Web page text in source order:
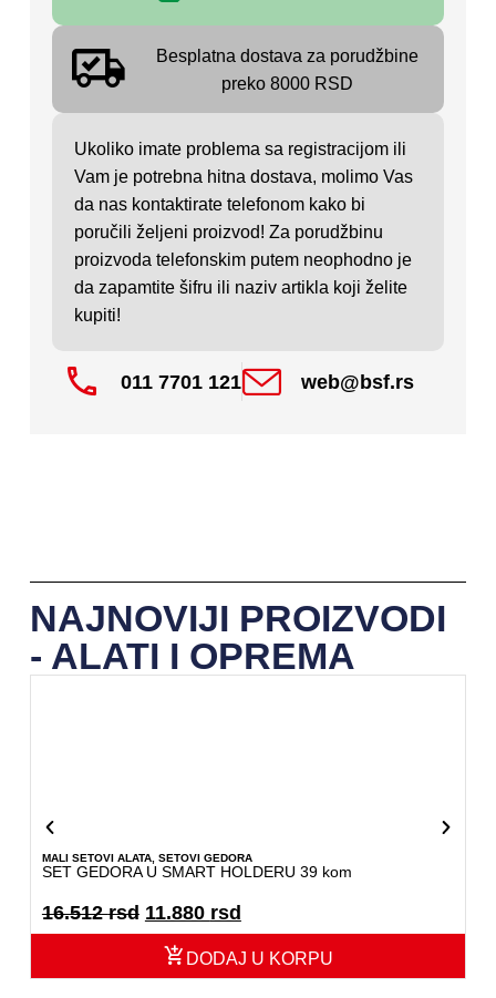
Besplatna dostava za porudžbine
preko 8000 RSD
Ukoliko imate problema sa registracijom ili
Vam je potrebna hitna dostava, molimo Vas
da nas kontaktirate telefonom kako bi
poručili željeni proizvod! Za porudžbinu
proizvoda telefonskim putem neophodno je
da zapamtite šifru ili naziv artikla koji želite
kupiti!
011 7701 121 web@bsf.rs
NAJNOVIJI PROIZVODI
- ALATI I OPREMA
MALI SETOVI ALATA, SETOVI GEDORA
SET GEDORA U SMART HOLDERU 39 kom
16.512rsd 11.880 rsd
DODAJ U KORPU